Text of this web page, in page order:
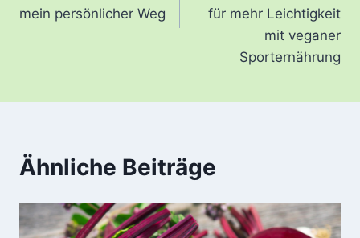
mein persönlicher Weg
für mehr Leichtigkeit
mit veganer
Sporternährung
Ähnliche Beiträge